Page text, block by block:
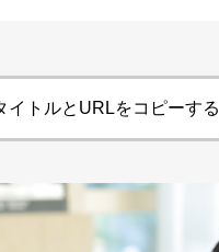
イトルとURLをコピーする